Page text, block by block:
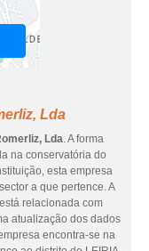
Lda
Lda. A forma
na conservatória do
esta empresa
a que pertence. A
relacionada com
atualização dos dados
encontra-se na